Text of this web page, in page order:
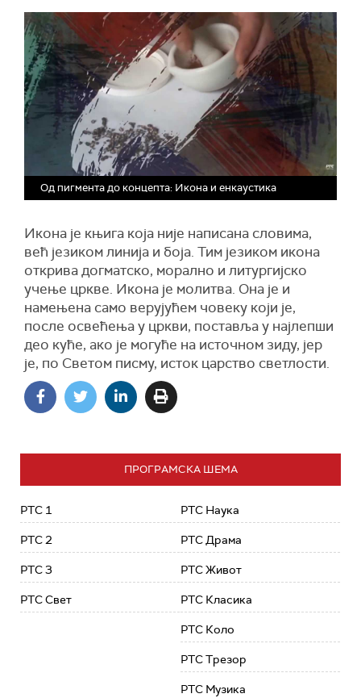
Од пигмента до концепта: Икона и енкаустика
Икона је књига која није написана словима,
већ језиком линија и боја. Тим језиком икона
открива догматско, морално и литургијско
учење цркве. Икона је молитва. Она је и
намењена само верујућем човеку који је,
после освећења у цркви, поставља у најлепши
део куће, ако је могуће на источном зиду, јер
је, по Светом писму, исток царство светлости.
ПРОГРАМСКА ШЕМА
РТС 1
РТС 2
РТС 3
РТС Свет
РТС Наука
РТС Драма
РТС Живот
РТС Класика
РТС Коло
РТС Трезор
РТС Музика